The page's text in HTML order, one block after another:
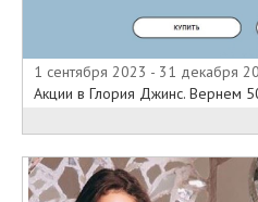
1 сентября 2023 - 31 декабря
Акции в Глория Джинс. Вернем